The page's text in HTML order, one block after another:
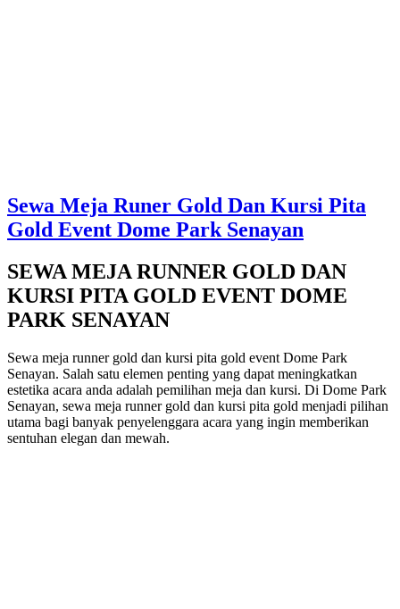
Sewa Meja Runer Gold Dan Kursi Pita
Gold Event Dome Park Senayan
SEWA MEJA RUNNER GOLD DAN
KURSI PITA GOLD EVENT DOME
PARK SENAYAN
Sewa meja runner gold dan kursi pita gold event Dome Park
Senayan. Salah satu elemen penting yang dapat meningkatkan
estetika acara anda adalah pemilihan meja dan kursi. Di Dome Park
Senayan, sewa meja runner gold dan kursi pita gold menjadi pilihan
utama bagi banyak penyelenggara acara yang ingin memberikan
sentuhan elegan dan mewah.